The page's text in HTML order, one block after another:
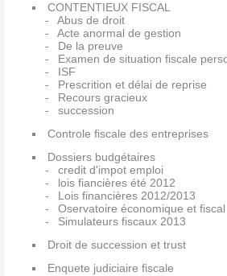
CONTENTIEUX FISCAL
Abus de droit
Acte anormal de gestion
De la preuve
Examen de situation fiscale
ISF
Prescrition et délai de reprise
Recours gracieux
succession
Controle fiscale des entreprises
Dossiers budgétaires
credit d'impot emploi
lois fiancières été 2012
Lois financières 2012/2013
Oservatoire économique et fiscal
Simulateurs fiscaux 2013
Droit de succession et trust
Enquete judiciaire fiscale